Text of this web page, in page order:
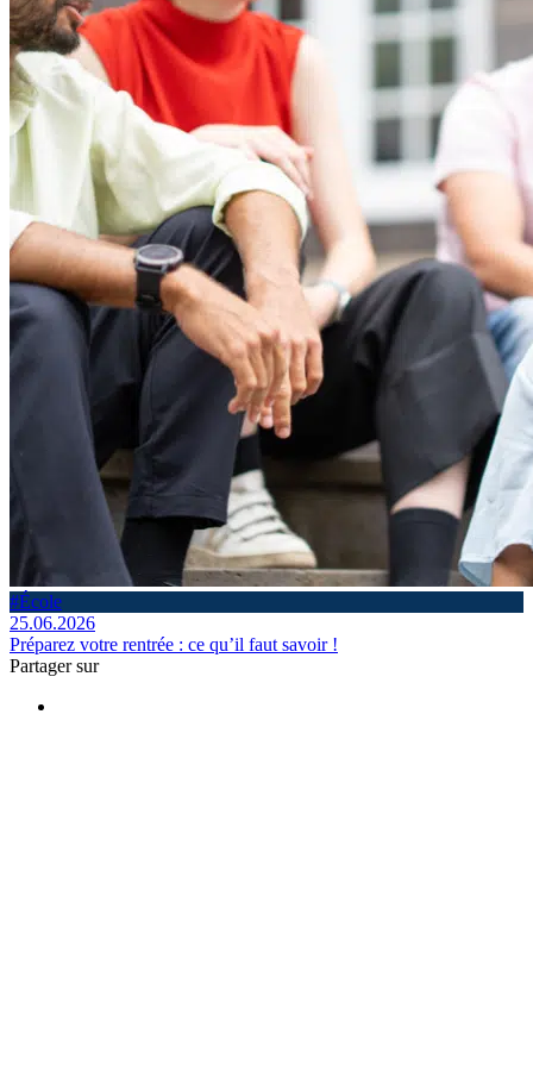
#École
25.06.2026
Préparez votre rentrée : ce qu’il faut savoir !
Partager sur